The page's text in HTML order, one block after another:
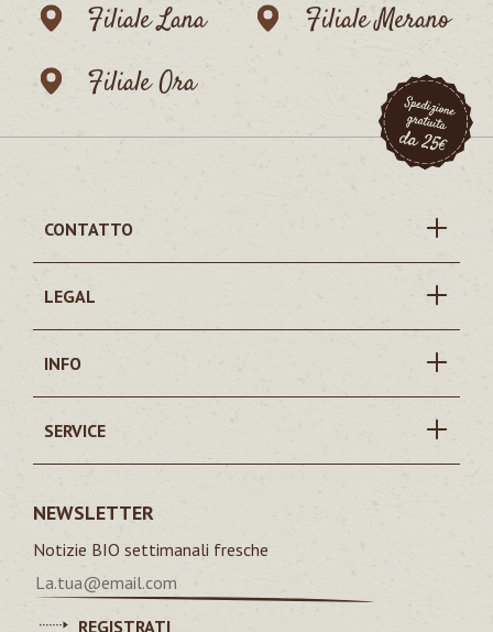
Filiale Lana
Filiale Merano
Filiale Ora
CONTATTO
LEGAL
INFO
SERVICE
NEWSLETTER
Notizie BIO settimanali fresche
REGISTRATI